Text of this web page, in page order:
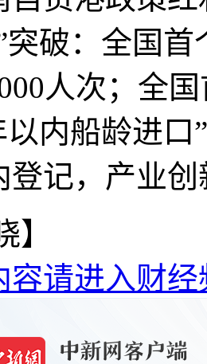
突破：全国
人次；全
以内船龄进
登记，产业
】
容请进入财经